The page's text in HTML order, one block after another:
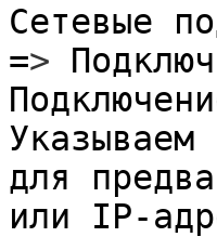
Сетевые
=>
для
или IP-